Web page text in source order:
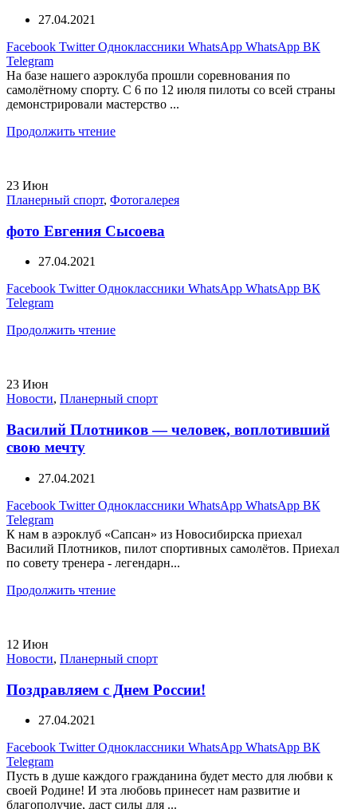
27.04.2021
Facebook Twitter Одноклассники WhatsApp WhatsApp ВК
Telegram
На базе нашего аэроклуба прошли соревнования по
самолётному спорту. С 6 по 12 июля пилоты со всей страны
демонстрировали мастерство ...
Продолжить чтение
23 Июн
Планерный спорт, Фотогалерея
фото Евгения Сысоева
27.04.2021
Facebook Twitter Одноклассники WhatsApp WhatsApp ВК
Telegram
Продолжить чтение
23 Июн
Новости, Планерный спорт
Василий Плотников — человек, воплотивший
свою мечту
27.04.2021
Facebook Twitter Одноклассники WhatsApp WhatsApp ВК
Telegram
К нам в аэроклуб «Сапсан» из Новосибирска приехал
Василий Плотников, пилот спортивных самолётов. Приехал
по совету тренера - легендарн...
Продолжить чтение
12 Июн
Новости, Планерный спорт
Поздравляем с Днем России!
27.04.2021
Facebook Twitter Одноклассники WhatsApp WhatsApp ВК
Telegram
Пусть в душе каждого гражданина будет место для любви к
своей Родине! И эта любовь принесет нам развитие и
благополучие, даст силы для ...